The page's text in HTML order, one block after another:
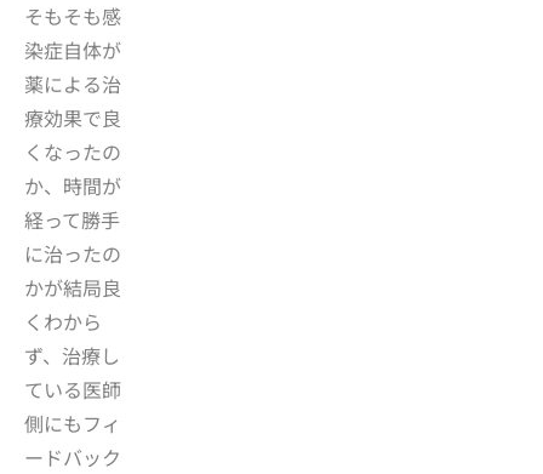
そもそも感
染症自体が
薬による治
療効果で良
くなったの
か、時間が
経って勝手
に治ったの
かが結局良
くわから
ず、治療し
ている医師
側にもフィ
ードバック